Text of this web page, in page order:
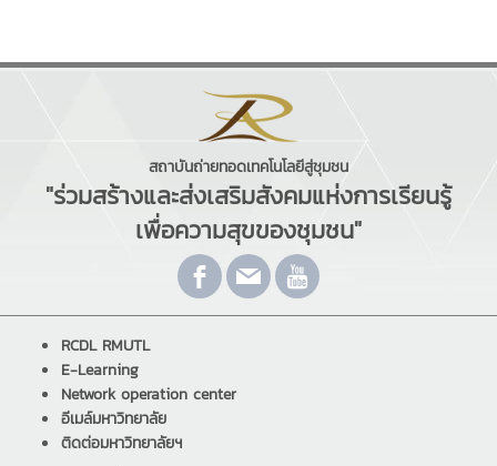
สถาบันถ่ายทอดเทคโนโลยีสู่ชุมชน
"ร่วมสร้างและส่งเสริมสังคมแห่งการเรียนรู้
เพื่อความสุขของชุมชน"
RCDL RMUTL
E-Learning
Network operation center
อีเมล์มหาวิทยาลัย
ติดต่อมหาวิทยาลัยฯ